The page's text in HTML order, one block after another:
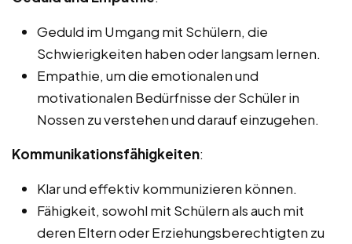
Geduld im Umgang mit Schülern, die
Schwierigkeiten haben oder langsam lernen.
Empathie, um die emotionalen und
motivationalen Bedürfnisse der Schüler in
Nossen zu verstehen und darauf einzugehen.
Kommunikationsfähigkeiten:
Klar und effektiv kommunizieren können.
Fähigkeit, sowohl mit Schülern als auch mit
deren Eltern oder Erziehungsberechtigten zu